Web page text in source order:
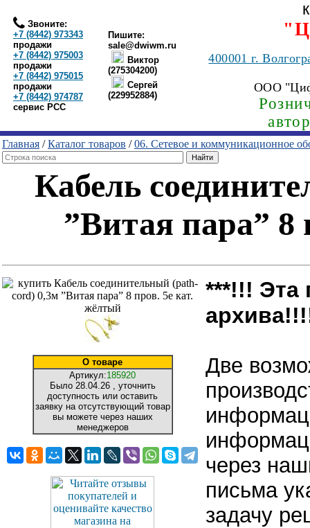
Звоните:
+7 (8442) 973343
продажи
+7 (8442) 975003
продажи
+7 (8442) 975015
продажи
+7 (8442) 974787
сервис РСС
Пишите:
sale@dwiwm.ru
Виктор
(275304200)
Сергей
(229952884)
400001г.
ООО
Главная /Каталог товаров /06. Сетевое и коммуникационное
Кабель
”Витая пара” 8
О товаре
Артикул:185920
Было 28.04.26 , уточнить
доступность или оставить
заявку на отсутствующий товар
вы можете через наших
менеджеров
***!!! Эта
Две
через
письма
задачу